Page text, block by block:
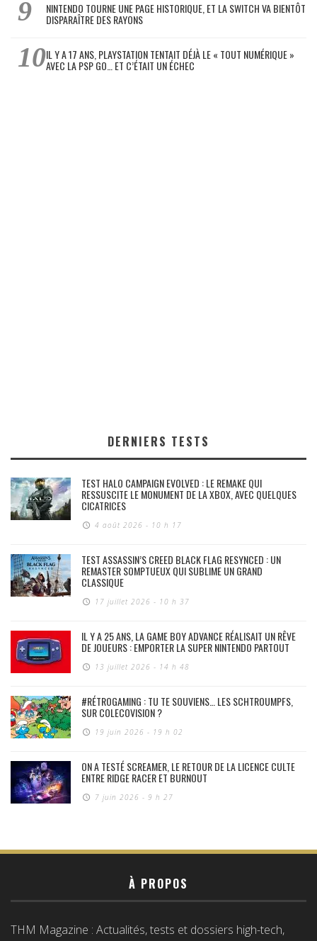
NINTENDO TOURNE UNE PAGE HISTORIQUE, ET LA SWITCH VA BIENTÔT
DISPARAÎTRE DES RAYONS
IL Y A 17 ANS, PLAYSTATION TENTAIT DÉJÀ LE « TOUT NUMÉRIQUE »
AVEC LA PSP GO… ET C’ÉTAIT UN ÉCHEC
DERNIERS TESTS
TEST HALO CAMPAIGN EVOLVED : LE REMAKE QUI
RESSUSCITE LE MONUMENT DE LA XBOX, AVEC QUELQUES
CICATRICES
4 août 2026 - 10 h 17
TEST ASSASSIN’S CREED BLACK FLAG RESYNCED : UN
REMASTER SOMPTUEUX QUI SUBLIME UN GRAND
CLASSIQUE
17 juillet 2026 - 10 h 37
IL Y A 25 ANS, LA GAME BOY ADVANCE RÉALISAIT UN RÊVE
DE JOUEURS : EMPORTER LA SUPER NINTENDO PARTOUT
13 juillet 2026 - 14 h 48
#RÉTROGAMING : TU TE SOUVIENS… LES SCHTROUMPFS,
SUR COLECOVISION ?
19 juin 2026 - 19 h 02
ON A TESTÉ SCREAMER, LE RETOUR DE LA LICENCE CULTE
ENTRE RIDGE RACER ET BURNOUT
7 juin 2026 - 9 h 27
À PROPOS
THM Magazine : Actualités, tests et dossiers high-tech,